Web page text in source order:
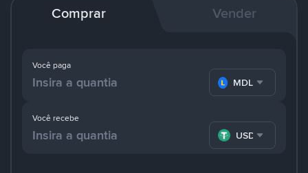
Comprar Vender
Você paga
MDL
Você recebe
USDT